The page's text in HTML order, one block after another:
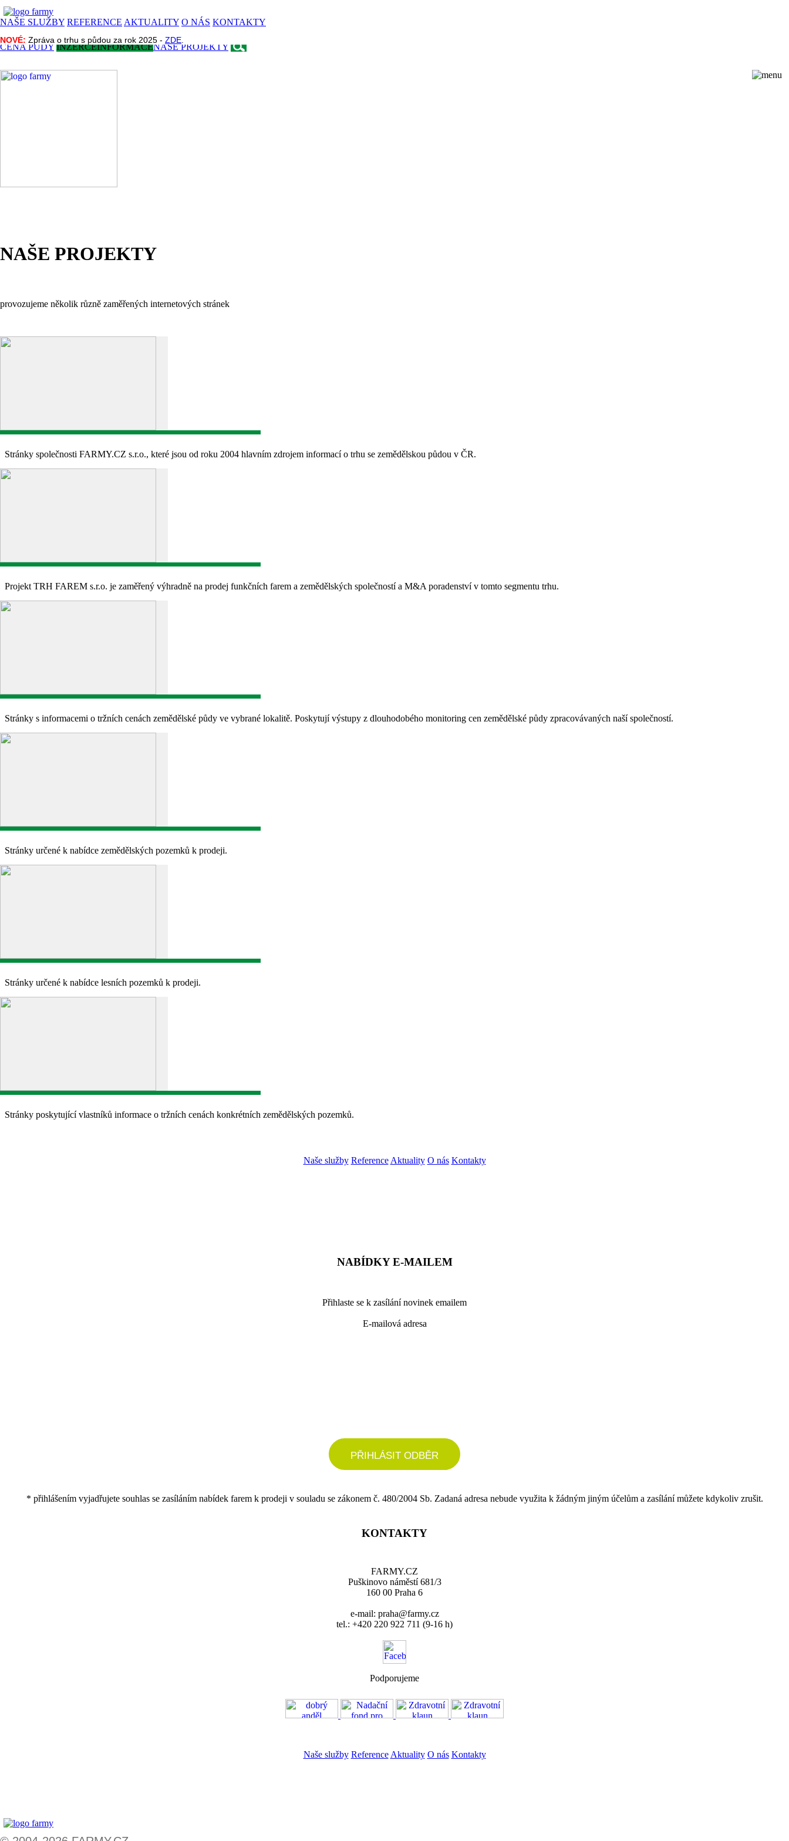
NAŠE SLUŽBY REFERENCE AKTUALITY O NÁS KONTAKTY
NOVÉ: Zpráva o trhu s půdou za rok 2025 - ZDE
CENA PŮDY INZERCEINFORMACENAŠE PROJEKTY
NOVÉ: Zpráva o trhu s půdou za rok 2025 - ZDE
NAŠE PROJEKTY
provozujeme několik různě zaměřených internetových stránek
Stránky společnosti FARMY.CZ s.r.o., které jsou od roku 2004 hlavním zdrojem informací o trhu se zemědělskou půdou v ČR.
Projekt TRH FAREM s.r.o. je zaměřený výhradně na prodej funkčních farem a zemědělských společností a M&A poradenství v tomto segmentu trhu.
Stránky s informacemi o tržních cenách zemědělské půdy ve vybrané lokalitě. Poskytují výstupy z dlouhodobého monitoring cen zemědělské půdy zpracovávaných naší společností.
Stránky určené k nabídce zemědělských pozemků k prodeji.
Stránky určené k nabídce lesních pozemků k prodeji.
Stránky poskytující vlastníků informace o tržních cenách konkrétních zemědělských pozemků.
Naše služby Reference Aktuality O nás Kontakty
NABÍDKY E-MAILEM
Přihlaste se k zasílání novinek emailem
E-mailová adresa
PŘIHLÁSIT ODBĚR
* přihlášením vyjadřujete souhlas se zasíláním nabídek farem k prodeji v souladu se zákonem č. 480/2004 Sb. Zadaná adresa nebude využita k žádným jiným účelům a zasílání můžete kdykoliv zrušit.
KONTAKTY
FARMY.CZ
Puškinovo náměstí 681/3
160 00 Praha 6
e-mail: praha@farmy.cz
tel.: +420 220 922 711 (9-16 h)
Podporujeme
Naše služby Reference Aktuality O nás Kontakty